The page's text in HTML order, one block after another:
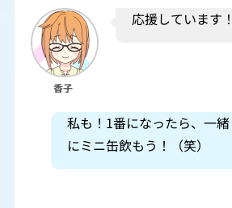
香子
応援しています！
私も！1番になったら、一緒
にミニ缶飲もう！（笑）